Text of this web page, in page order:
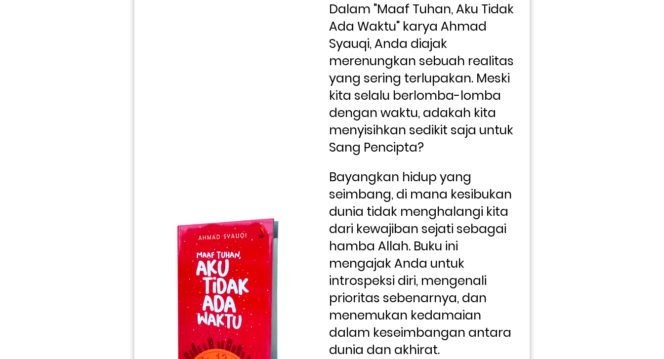
Dalam "Maaf Tuhan, Aku Tidak
Ada Waktu" karya Ahmad
Syauqi, Anda diajak
merenungkan sebuah realitas
yang sering terlupakan. Meski
kita selalu berlomba-lomba
dengan waktu, adakah kita
menyisihkan sedikit saja untuk
Sang Pencipta?
Bayangkan hidup yang
seimbang, di mana kesibukan
dunia tidak menghalangi kita
dari kewajiban sejati sebagai
hamba Allah. Buku ini
mengajak Anda untuk
introspeksi diri, mengenali
prioritas sebenarnya, dan
menemukan kedamaian
dalam keseimbangan antara
dunia dan akhirat.